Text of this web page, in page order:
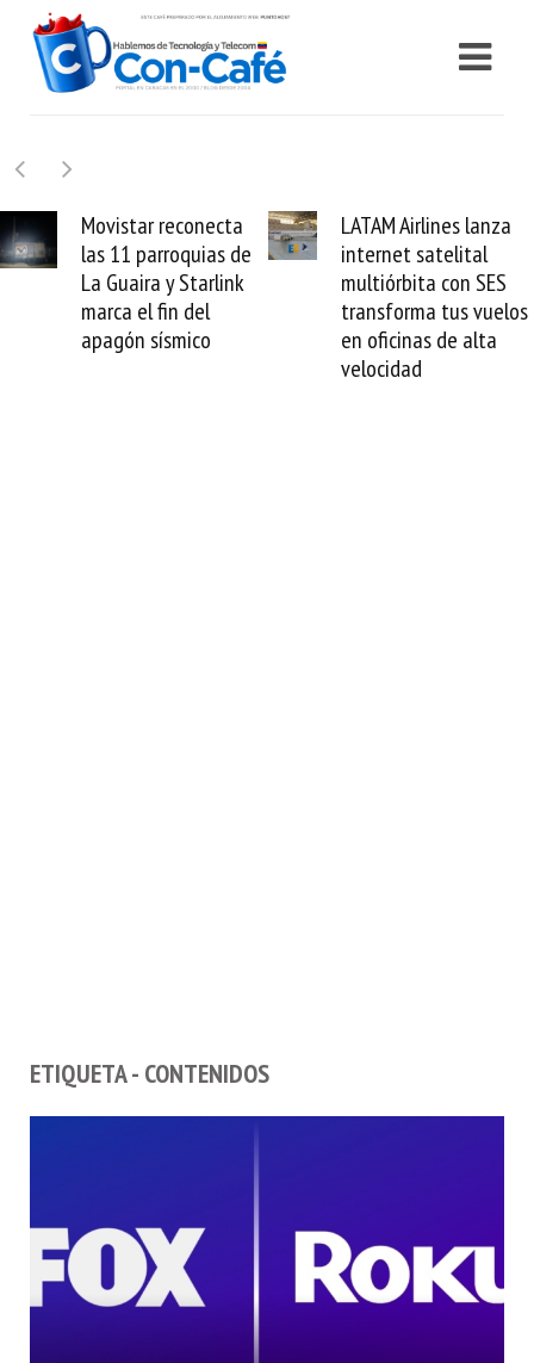
LATAM Airlines lanza
internet satelital
multiórbita con SES
transforma tus vuelos
en oficinas de alta
Samsung Galaxy Z
Fold8 la novedad
plegable y un
formato fácil de
enamorse
ETIQUETA - CONTENIDOS